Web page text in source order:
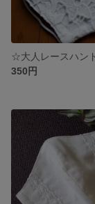
350円